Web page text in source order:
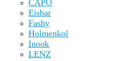
CAPO
Eisbar
Fashy
Holmenkol
Inook
LENZ